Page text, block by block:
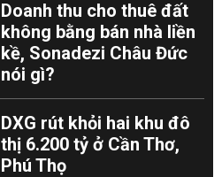
Doanh thu cho thuê đất
không bằng bán nhà liền
kề, Sonadezi Châu Đức
nói gì?
DXG rút khỏi hai khu đô
thị 6.200 tỷ ở Cần Thơ,
Phú Thọ